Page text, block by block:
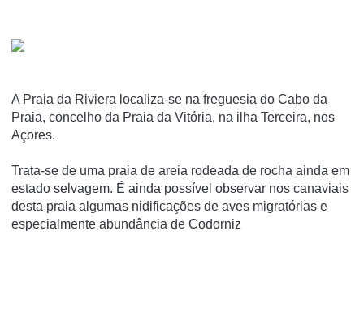
A Praia da Riviera localiza-se na freguesia do Cabo da
Praia, concelho da Praia da Vitória, na ilha Terceira, nos
Açores.
Trata-se de uma praia de areia rodeada de rocha ainda em
estado selvagem. É ainda possí­vel observar nos canaviais
desta praia algumas nidificações de aves migratórias e
especialmente abundância de Codorniz